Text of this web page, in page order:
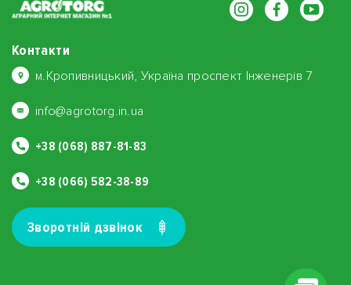
Контакти
м.Кропивницький, Україна проспект Інженерів 7
info@agrotorg.in.ua
+38 (068) 887-81-83
+38 (066) 582-38-89
Зворотнiй дзвiнок